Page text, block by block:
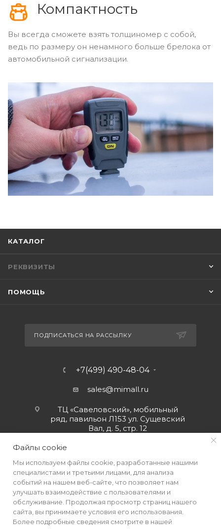
Компактность
Вы всегда сможете взять толщиномер с собой,
ведь по размеру он ненамного больше брелока от
автомобильной сигнализации.
КАТАЛОГ
РЕКВИЗИТЫ
ПОМОЩЬ
ПОДПИСАТЬСЯ НА РАССЫЛКУ
+7(499) 490-48-04
sales@mimall.ru
ТЦ «Савеловский», мобильный
ряд, павильон Л153 ул. Сущевский
Вал, д. 5, стр. 12
Файлы cookie
Мы используем файлы cookie, разработанные нашими
специалистами и третьими лицами, для анализа
событий на нашем веб-сайте, что позволяет нам
улучшать взаимодействие с пользователями и
обслуживание. Продолжая просмотр страниц нашего
сайта, вы принимаете условия его использования.
Более подробные сведения смотрите в нашей